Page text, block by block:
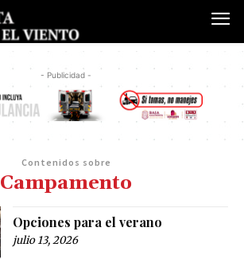
- Publicidad -
Contenidos sobre
Campamento
Opciones para el verano
julio 13, 2026